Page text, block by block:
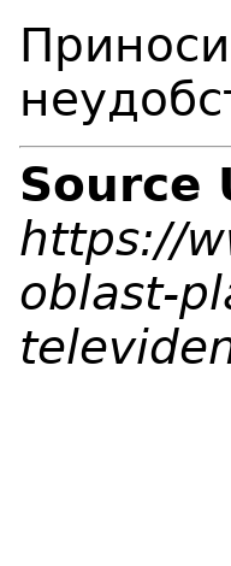
Source
https://
oblast-